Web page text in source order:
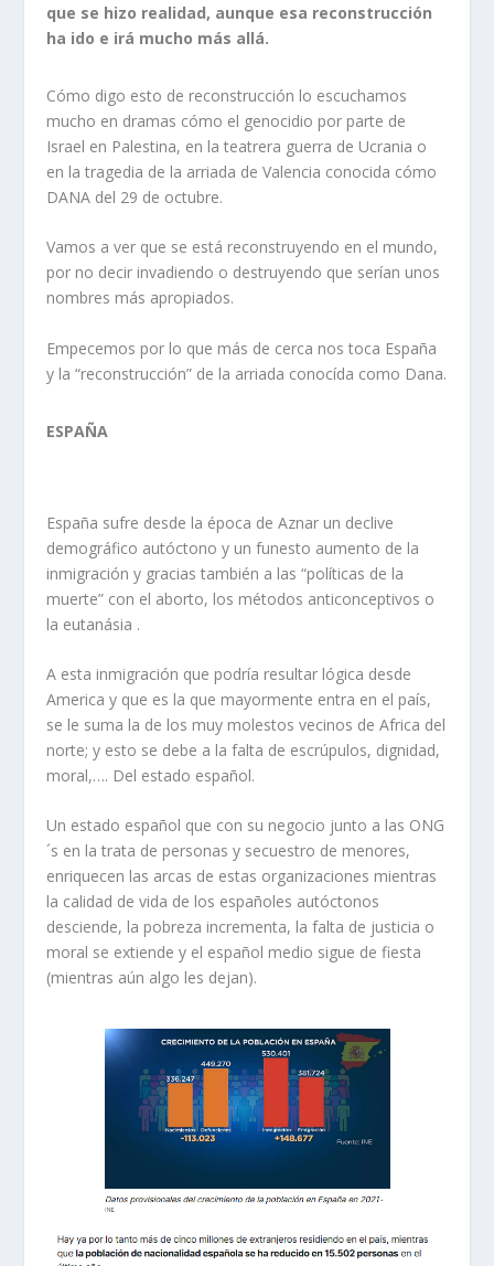
que se hizo realidad, aunque esa reconstrucción
ha ido e irá mucho más allá.
Cómo digo esto de reconstrucción lo escuchamos
mucho en dramas cómo el genocidio por parte de
Israel en Palestina, en la teatrera guerra de Ucrania o
en la tragedia de la arriada de Valencia conocida cómo
DANA del 29 de octubre.
Vamos a ver que se está reconstruyendo en el mundo,
por no decir invadiendo o destruyendo que serían unos
nombres más apropiados.
Empecemos por lo que más de cerca nos toca España
y la “reconstrucción” de la arriada conocída como Dana.
ESPAÑA
España sufre desde la época de Aznar un declive
demográfico autóctono y un funesto aumento de la
inmigración y gracias también a las “políticas de la
muerte” con el aborto, los métodos anticonceptivos o
la eutanásia .
A esta inmigración que podría resultar lógica desde
America y que es la que mayormente entra en el país,
se le suma la de los muy molestos vecinos de Africa del
norte; y esto se debe a la falta de escrúpulos, dignidad,
moral,…. Del estado español.
Un estado español que con su negocio junto a las ONG
´s en la trata de personas y secuestro de menores,
enriquecen las arcas de estas organizaciones mientras
la calidad de vida de los españoles autóctonos
desciende, la pobreza incrementa, la falta de justicia o
moral se extiende y el español medio sigue de fiesta
(mientras aún algo les dejan).